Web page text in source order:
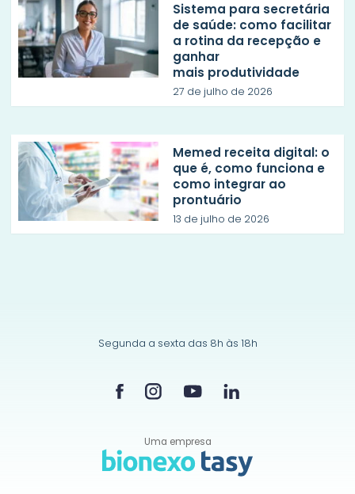
Sistema para secretária
de saúde: como facilitar
a rotina da recepção e
ganhar
mais produtividade
27 de julho de 2026
Memed receita digital: o
que é, como funciona e
como integrar ao
prontuário
13 de julho de 2026
Segunda a sexta das 8h às 18h
Uma empresa